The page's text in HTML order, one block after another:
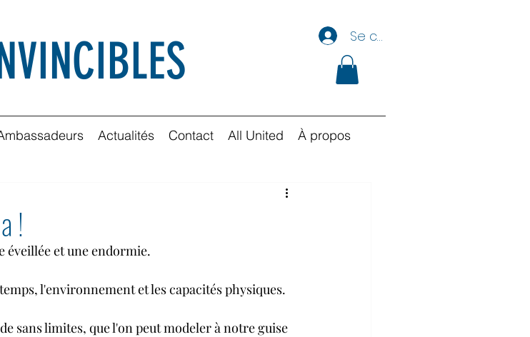
Se connecter
Actualités Contact All United À propos
!
éveillée et une endormie.
l'environnement et les capacités physiques.
sans limites, que l'on peut modeler à notre guise